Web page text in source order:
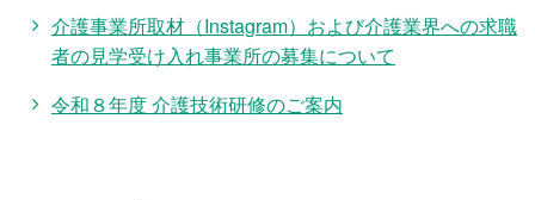
介護事業所取材（Instagram）および介護業界への求職
者の見学受け入れ事業所の募集について
令和８年度 介護技術研修のご案内